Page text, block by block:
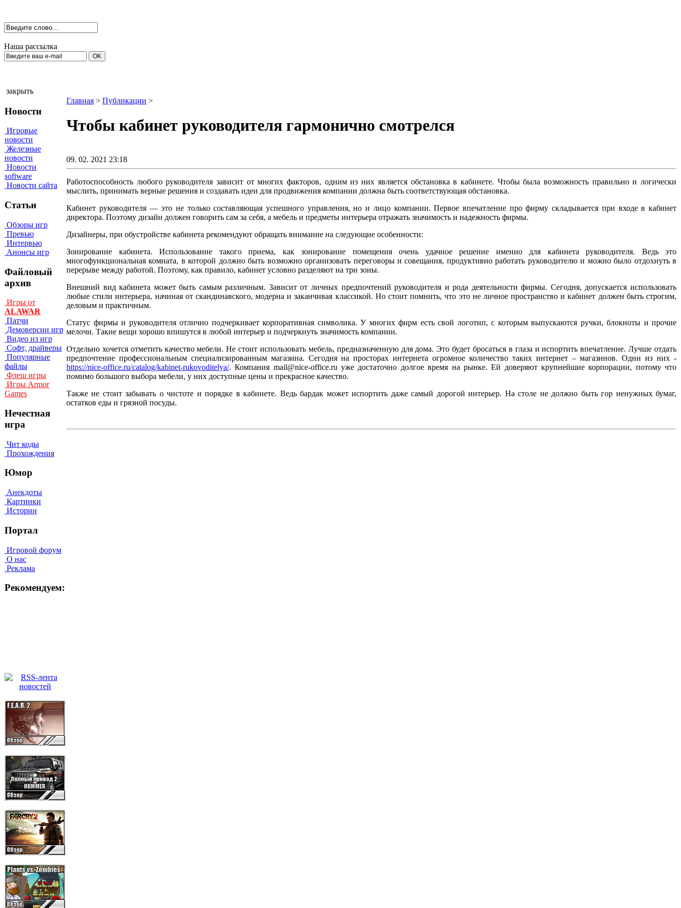
Наша рассылка
закрыть
Новости
Игровые
новости
Железные
новости
Новости
software
Новости сайта
Статьи
Обзоры игр
Превью
Интервью
Анонсы игр
Файловый
архив
Игры от
ALAWAR
Патчи
Демоверсии игр
Видео из игр
Софт, драйверы
Популярные
файлы
Флеш игры
Игры Armor
Games
Нечестная
игра
Чит коды
Прохождения
Юмор
Анекдоты
Картинки
Истории
Портал
Игровой форум
О нас
Реклама
Рекомендуем:
Главная > Публикации >
Чтобы кабинет руководителя гармонично смотрелся
09. 02. 2021 23:18
Работоспособность любого руководителя зависит от многих факторов, одним из них является обстановка в кабинете. Чтобы была возможность правильно и логически
мыслить, принимать верные решения и создавать идеи для продвижения компании должна быть соответствующая обстановка.
Кабинет руководителя — это не только составляющая успешного управления, но и лицо компании. Первое впечатление про фирму складывается при входе в кабинет
директора. Поэтому дизайн должен говорить сам за себя, а мебель и предметы интерьера отражать значимость и надежность фирмы.
Дизайнеры, при обустройстве кабинета рекомендуют обращать внимание на следующие особенности:
Зонирование кабинета. Использование такого приема, как зонирование помещения очень удачное решение именно для кабинета руководителя. Ведь это
многофункциональная комната, в которой должно быть возможно организовать переговоры и совещания, продуктивно работать руководителю и можно было отдохнуть в
перерыве между работой. Поэтому, как правило, кабинет условно разделяют на три зоны.
Внешний вид кабинета может быть самым различным. Зависит от личных предпочтений руководителя и рода деятельности фирмы. Сегодня, допускается использовать
любые стили интерьера, начиная от скандинавского, модерна и заканчивая классикой. Но стоит помнить, что это не личное пространство и кабинет должен быть строгим,
деловым и практичным.
Статус фирмы и руководителя отлично подчеркивает корпоративная символика. У многих фирм есть свой логотип, с которым выпускаются ручки, блокноты и прочие
мелочи. Такие вещи хорошо впишутся в любой интерьер и подчеркнуть значимость компании.
Отдельно хочется отметить качество мебели. Не стоит использовать мебель, предназначенную для дома. Это будет бросаться в глаза и испортить впечатление. Лучше отдать
предпочтение профессиональным специализированным магазина. Сегодня на просторах интернета огромное количество таких интернет – магазинов. Одни из них -
https://nice-office.ru/catalog/kabinet-rukovoditelya/. Компания mail@nice-office.ru уже достаточно долгое время на рынке. Ей доверяют крупнейшие корпорации, потому что
помимо большого выбора мебели, у них доступные цены и прекрасное качество.
Также не стоит забывать о чистоте и порядке в кабинете. Ведь бардак может испортить даже самый дорогой интерьер. На столе не должно быть гор ненужных бумаг,
остатков еды и грязной посуды.